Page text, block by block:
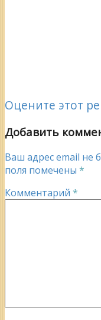
Оцените этот
Добавить
Ваш адрес email не
поля помечены *
Комментарий *